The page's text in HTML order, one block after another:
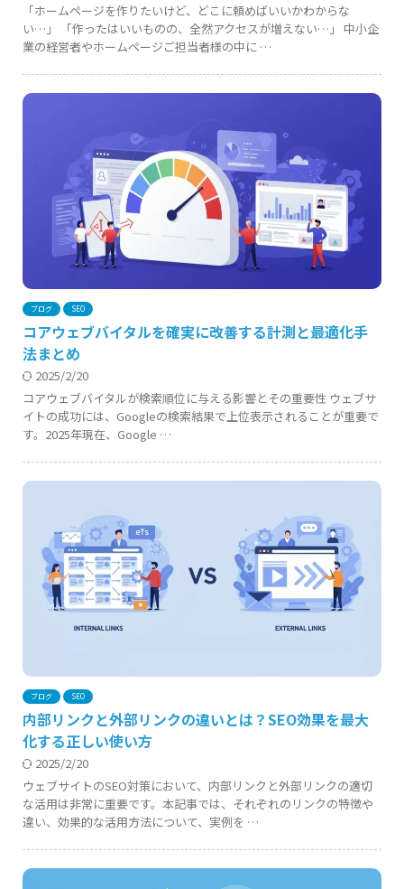
「ホームページを作りたいけど、どこに頼めばいいかわからな
い…」 「作ったはいいものの、全然アクセスが増えない…」 中小企
業の経営者やホームページご担当者様の中に …
ブログ SEO
コアウェブバイタルを確実に改善する計測と最適化手
法まとめ
2025/2/20
コアウェブバイタルが検索順位に与える影響とその重要性 ウェブサ
イトの成功には、Googleの検索結果で上位表示されることが重要で
す。2025年現在、Google …
ブログ SEO
内部リンクと外部リンクの違いとは？SEO効果を最大
化する正しい使い方
2025/2/20
ウェブサイトのSEO対策において、内部リンクと外部リンクの適切
な活用は非常に重要です。本記事では、それぞれのリンクの特徴や
違い、効果的な活用方法について、実例を …